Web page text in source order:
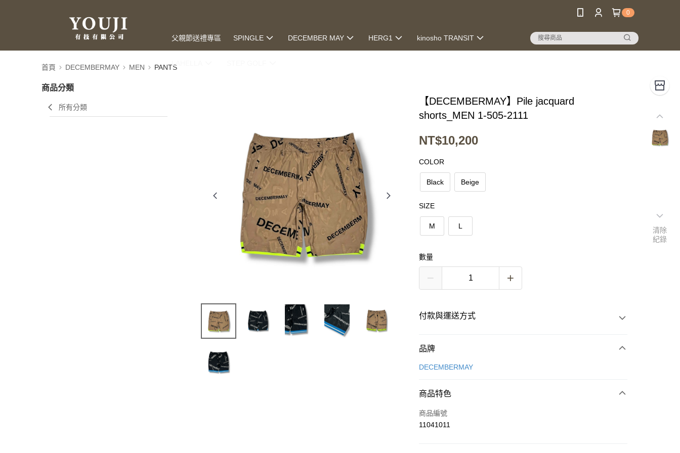
0
父親節送禮專區 SPINGLE DECEMBER MAY HERG1 kinosho TRANSIT
LAHELLA
首頁 DECEMBERMAY MEN PANTS
商品分類
所有分類
【DECEMBERMAY】Pile jacquard
shorts_MEN 1-505-2111
NT$10,200
COLOR
Black Beige
SIZE
M L
數量
付款與運送方式
付款方式
信用卡一次付款
Apple Pay
品牌
DECEMBERMAY
商品特色
商品編號
11041011
清除
紀錄